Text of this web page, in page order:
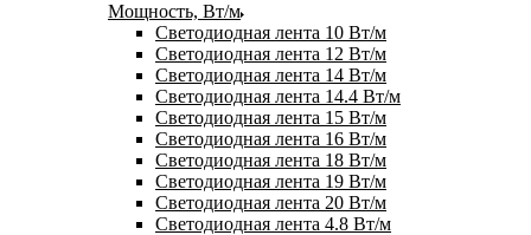
Мощность, Вт/м
Светодиодная лента 10 Вт/м
Светодиодная лента 12 Вт/м
Светодиодная лента 14 Вт/м
Светодиодная лента 14.4 Вт/м
Светодиодная лента 15 Вт/м
Светодиодная лента 16 Вт/м
Светодиодная лента 18 Вт/м
Светодиодная лента 19 Вт/м
Светодиодная лента 20 Вт/м
Светодиодная лента 4.8 Вт/м